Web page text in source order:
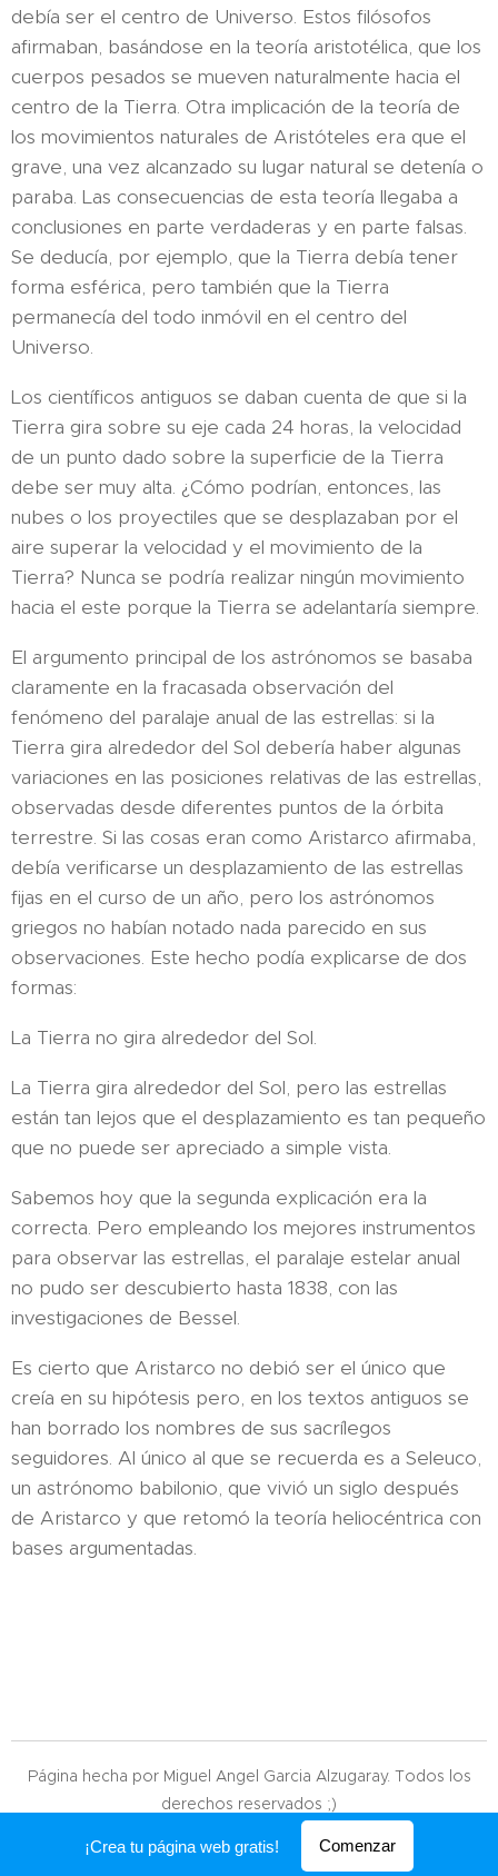
debía ser el centro de Universo. Estos filósofos
afirmaban, basándose en la teoría aristotélica, que los
cuerpos pesados se mueven naturalmente hacia el
centro de la Tierra. Otra implicación de la teoría de
los movimientos naturales de Aristóteles era que el
grave, una vez alcanzado su lugar natural se detenía o
paraba. Las consecuencias de esta teoría llegaba a
conclusiones en parte verdaderas y en parte falsas.
Se deducía, por ejemplo, que la Tierra debía tener
forma esférica, pero también que la Tierra
permanecía del todo inmóvil en el centro del
Universo.
Los científicos antiguos se daban cuenta de que si la
Tierra gira sobre su eje cada 24 horas, la velocidad
de un punto dado sobre la superficie de la Tierra
debe ser muy alta. ¿Cómo podrían, entonces, las
nubes o los proyectiles que se desplazaban por el
aire superar la velocidad y el movimiento de la
Tierra? Nunca se podría realizar ningún movimiento
hacia el este porque la Tierra se adelantaría siempre.
El argumento principal de los astrónomos se basaba
claramente en la fracasada observación del
fenómeno del paralaje anual de las estrellas: si la
Tierra gira alrededor del Sol debería haber algunas
variaciones en las posiciones relativas de las estrellas,
observadas desde diferentes puntos de la órbita
terrestre. Si las cosas eran como Aristarco afirmaba,
debía verificarse un desplazamiento de las estrellas
fijas en el curso de un año, pero los astrónomos
griegos no habían notado nada parecido en sus
observaciones. Este hecho podía explicarse de dos
formas:
La Tierra no gira alrededor del Sol.
La Tierra gira alrededor del Sol, pero las estrellas
están tan lejos que el desplazamiento es tan pequeño
que no puede ser apreciado a simple vista.
Sabemos hoy que la segunda explicación era la
correcta. Pero empleando los mejores instrumentos
para observar las estrellas, el paralaje estelar anual
no pudo ser descubierto hasta 1838, con las
investigaciones de Bessel.
Es cierto que Aristarco no debió ser el único que
creía en su hipótesis pero, en los textos antiguos se
han borrado los nombres de sus sacrílegos
seguidores. Al único al que se recuerda es a Seleuco,
un astrónomo babilonio, que vivió un siglo después
de Aristarco y que retomó la teoría heliocéntrica con
bases argumentadas.
Página hecha por Miguel Angel Garcia Alzugaray. Todos los
derechos reservados ;)
Creado conWebnode
¡Crea tu página web gratis! Comenzar